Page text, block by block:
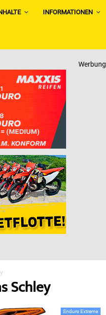
INFORMATIONEN
Werbung
Schley
Enduro Extreme